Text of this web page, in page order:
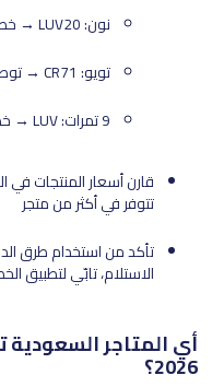
نون: LUV20 → خصم حتى 70٪ + 10٪ استرجاع نقدي
تويو: CR71 → توصيل مجاني للطلبات ≥ 49 ريال
9 تمرات: LUV → خصم إضافي 5٪ على الموقع
قارن أسعار المنتجات في
تتوفر في أكثر من متجر
تأكد من استخدام طرق
الاستلام، تابّي لتطبيق
أي المتاجر
2026؟